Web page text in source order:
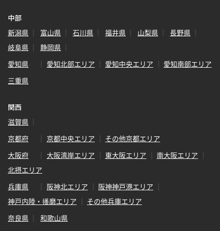
中部
新潟県
富山県 石川県 福井県 山梨県
長野県
岐阜県
静岡県
愛知県
愛知北部エリア 愛知中央エリア
愛知南部エリア
三重県
関西
滋賀県
京都府
京都中央エリア
その他京都エリア
大阪府
大阪湾岸エリア 東大阪エリア
南大阪エリア
北摂エリア
兵庫県
阪神北エリア
阪神神戸港エリア
神戸内陸・播磨エリア
その他兵庫エリア
奈良県
和歌山県